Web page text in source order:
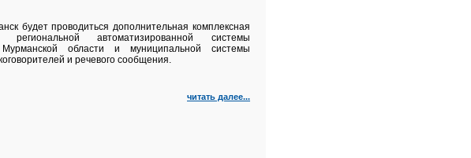
будет проводиться дополнительная комплексная
региональной автоматизированной системы
области и муниципальной системы
и речевого сообщения.
читать далее...